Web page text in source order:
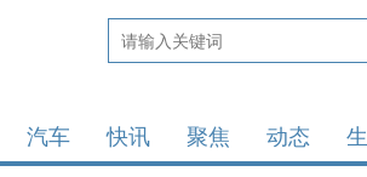
汽车 快讯 聚焦 动态